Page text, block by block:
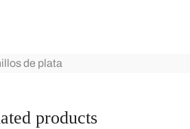
de plata
products